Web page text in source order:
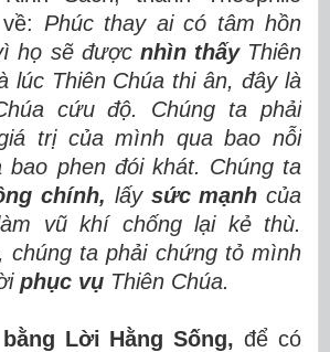
Phúc thay ai có tâm hồn
họ sẽ được nhìn thấyThiên
lúc Thiên Chúa thi ân, đây là
cứu độ. Chúng ta phải
trị của mình qua bao nỗi
bao phen đói khát. Chúng ta
chính, lấy sức mạnh của
vũ khí chống lại kẻ thù.
chúng ta phải chứng tỏ mình
phục vụ Thiên Chúa.
Lời Hằng Sống,để có